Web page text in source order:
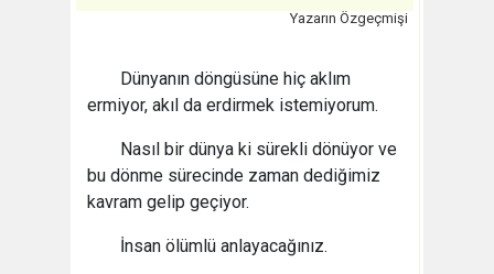
Yazarın Özgeçmişi
Dünyanın döngüsüne hiç aklım
ermiyor, akıl da erdirmek istemiyorum.
Nasıl bir dünya ki sürekli dönüyor ve
bu dönme sürecinde zaman dediğimiz
kavram gelip geçiyor.
İnsan ölümlü anlayacağınız.